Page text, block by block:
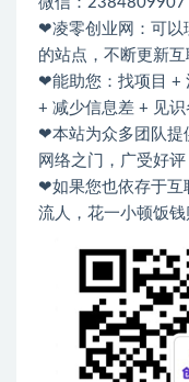
❤凌零创业网：可以
的站点，不断更新
❤能助您：找项目 +
+ 减少信息差 + 见识
❤本站为众多团队提
网络之门，广受好评
❤如果您也依存于互
流人，花一小顿饭钱